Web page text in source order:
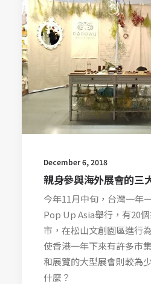
December 6, 2018
親身參與海外展會的三
今年11月中旬，台灣一年
Pop Up Asia舉行，有20
市，在松山文創園區進行
使香港一年下來有許多市
和展覽的大型展會則較為
什麼？